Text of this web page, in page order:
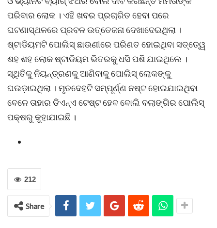
ପରିବାର ଲୋକ । ଏହି ଖବର ପ୍ରଚାରିତ ହେବା ପରେ
ଘଟଣାସ୍ଥଳରେ ପ୍ରବଳ ଉତ୍ତେଜନା ଦେଖାଦେଇଥିଲା ।
ଷ୍ଟାଡିୟମଟି ପୋଲିସ୍ ଛାଉଣୀରେ ପରିଣତ ହୋଇଥିବା ସତ୍ତେ୍ୱ
ଶହ ଶହ ଲୋକ ଷ୍ଟାଡିୟମ ଭିତରକୁ ଧସି ପଶି ଯାଇଥିଲେ ।
ସ୍ଥିତିକୁ ନିୟନ୍ତ୍ରଣକୁ ଆଣିବାକୁ ପୋଲିସ୍ ଲୋକଙ୍କୁ
ଘଉଡ଼ାଇଥିଲା । ମୃତଦେହଟି ସମ୍ପୂର୍ଣ୍ଣ ନଷ୍ଟ ହୋଇଯାଇଥିବା
ବେଳେ ତାହାର ଡିଏନ୍ଏ ଟେଷ୍ଟ ହେବ ବୋଲି ବଲାଙ୍ଗିର ପୋଲିସ୍
ପକ୍ଷରୁ କୁହାଯାଇଛି ।
212
Share